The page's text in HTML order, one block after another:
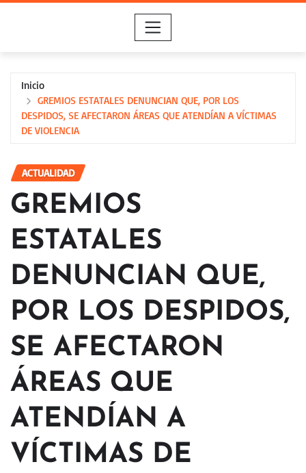
Inicio
GREMIOS ESTATALES DENUNCIAN QUE, POR LOS
DESPIDOS, SE AFECTARON ÁREAS QUE ATENDÍAN A VÍCTIMAS
DE VIOLENCIA
ACTUALIDAD
GREMIOS
ESTATALES
DENUNCIAN QUE,
POR LOS DESPIDOS,
SE AFECTARON
ÁREAS QUE
ATENDÍAN A
VÍCTIMAS DE